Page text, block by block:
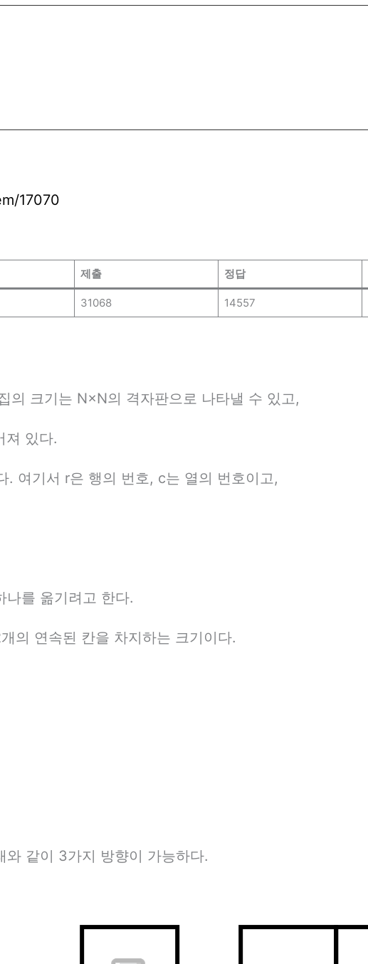
17070
제출 정답
31068 14557
의 크기는 N×N의 격자판으로 나타낼 수 있고,
져 있다.
. 여기서 r은 행의 번호, c는 열의 번호이고,
나를 옮기려고 한다.
의 연속된 칸을 차지하는 크기이다.
같이 3가지 방향이 가능하다.